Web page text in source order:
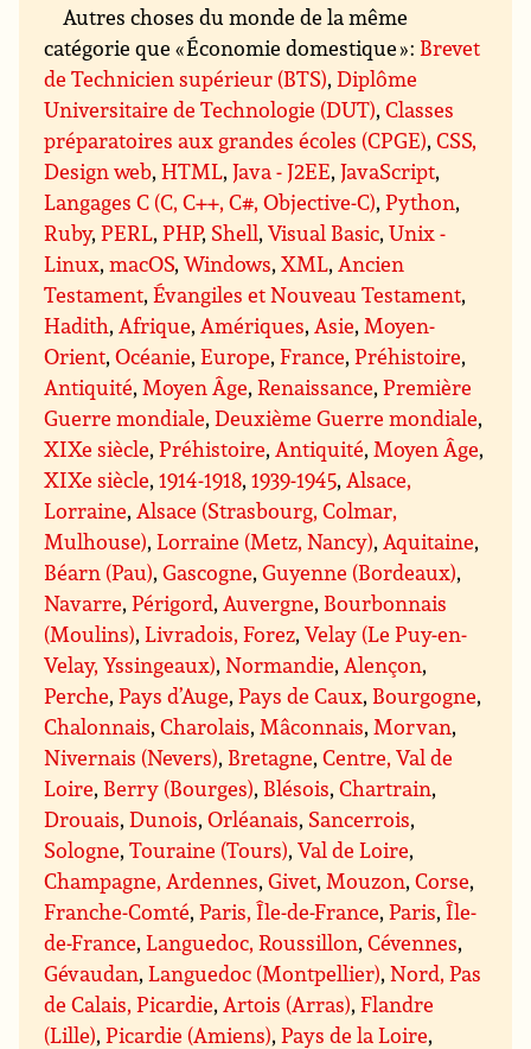
Autres choses du monde de la même
catégorie que « Économie domestique » : Brevet
de Technicien supérieur (BTS),Diplôme
Universitaire de Technologie (DUT),Classes
préparatoires aux grandes écoles (CPGE),CSS,
Design web,HTML,Java - J2EE,JavaScript,
Langages C (C, C++, C#, Objective-C),Python,
Ruby,PERL,PHP, Shell,Visual Basic,Unix -
Linux,macOS,Windows,XML, Ancien
Testament,Évangiles et Nouveau Testament,
Hadith, Afrique, Amériques, Asie, Moyen-
Orient,Océanie,Europe,France,Préhistoire,
Antiquité, Moyen Âge,Renaissance,Première
Guerre mondiale,Deuxième Guerre mondiale,
XIXe siècle,Préhistoire, Antiquité, Moyen Âge,
XIXe siècle,1914-1918,1939-1945, Alsace,
Lorraine, Alsace (Strasbourg, Colmar,
Mulhouse),Lorraine (Metz, Nancy), Aquitaine,
Béarn (Pau),Gascogne,Guyenne (Bordeaux),
Navarre,Périgord, Auvergne, Bourbonnais
(Moulins),Livradois, Forez,Velay (Le Puy-en-
Velay, Yssingeaux),Normandie, Alençon,
Perche,Pays d’Auge,Pays de Caux, Bourgogne,
Chalonnais,Charolais, Mâconnais, Morvan,
Nivernais (Nevers), Bretagne,Centre, Val de
Loire, Berry (Bourges), Blésois,Chartrain,
Drouais,Dunois,Orléanais, Sancerrois,
Sologne,Touraine (Tours),Val de Loire,
Champagne, Ardennes,Givet, Mouzon,Corse,
Franche-Comté,Paris, Île-de-France,Paris,Île-
de-France,Languedoc, Roussillon,Cévennes,
Gévaudan,Languedoc (Montpellier),Nord, Pas
de Calais, Picardie, Artois (Arras),Flandre
(Lille),Picardie (Amiens),Pays de la Loire,